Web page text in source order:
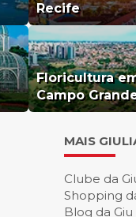
Recife
Floricultura
Campo
MAIS
Clube da
Shopping
Blog da Giu